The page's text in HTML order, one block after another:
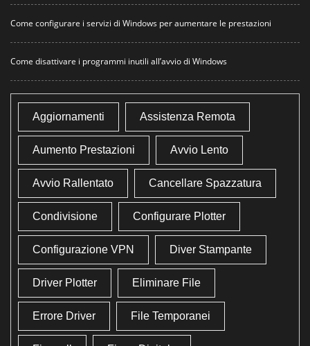
Come configurare i servizi di Windows per aumentare le prestazioni
Come disattivare i programmi inutili all’avvio di Windows
Aggiornamenti Assistenza Remota
Aumento Prestazioni Avvio Lento
Avvio Rallentato Cancellare Spazzatura
Condivisione Configurare Plotter
Configurazione VPN Diver Stampante
Driver Plotter Eliminare File
Errore Driver File Temporanei